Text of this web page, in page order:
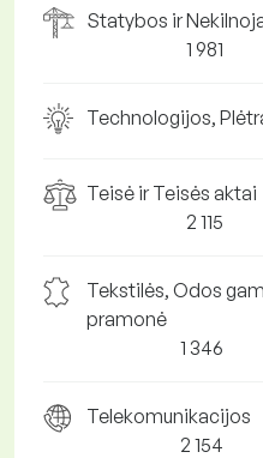
Statybos ir
1 981
Technologijos,
Teisė ir Teisės aktai
2 115
Tekstilės, Odos
pramonė
1 346
Telekomunikacijos
2 154